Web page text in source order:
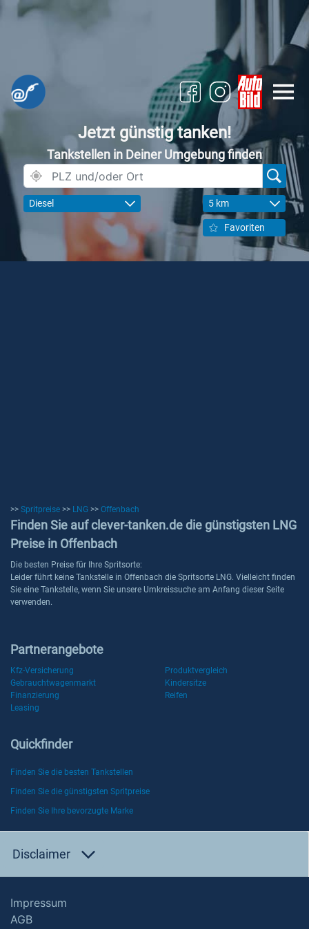
Jetzt günstig tanken!
Tankstellen in Deiner Umgebung finden
Diesel 5 km
Favoriten
>> Spritpreise >> LNG >> Offenbach
Finden Sie auf clever-tanken.de die günstigsten LNG
Preise in Offenbach
Die besten Preise für Ihre Spritsorte:
Leider führt keine Tankstelle in Offenbach die Spritsorte LNG. Vielleicht finden
Sie eine Tankstelle, wenn Sie unsere Umkreissuche am Anfang dieser Seite
verwenden.
Partnerangebote
Kfz-Versicherung
Produktvergleich
Gebrauchtwagenmarkt
Kindersitze
Finanzierung
Reifen
Leasing
Quickfinder
Finden Sie die besten Tankstellen
Finden Sie die günstigsten Spritpreise
Finden Sie Ihre bevorzugte Marke
Disclaimer
Impressum
AGB